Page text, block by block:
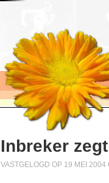
Inbreker
VASTGELOGD OP 19 MEI 2004